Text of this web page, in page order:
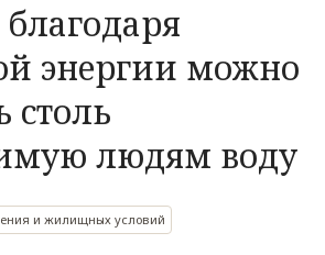
энергии можно
столь
людям воду
и жилищных условий